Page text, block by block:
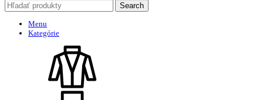
Search
Menu
Kategórie